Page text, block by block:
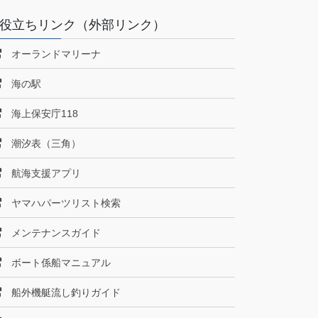
立ちリンク（外部リンク）
オーランドマリーナ
海の駅
海上保安庁118
潮汐表（三角）
航海支援アプリ
ヤマハパーツリスト検索
メンテナンスガイド
ボート係船マニュアル
船外機艇流し釣りガイド